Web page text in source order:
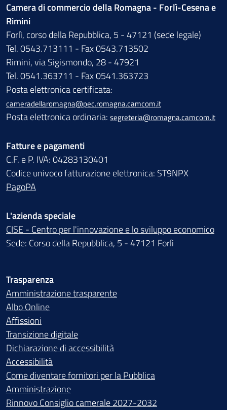
Camera di commercio della Romagna - Forlì-Cesena e
Rimini
Forlì, corso della Repubblica, 5 - 47121 (sede legale)
Tel. 0543.713111 - Fax 0543.713502
Rimini, via Sigismondo, 28 - 47921
Tel. 0541.363711 - Fax 0541.363723
Posta elettronica certificata:
cameradellaromagna@pec.romagna.camcom.it
Posta elettronica ordinaria: segreteria@romagna.camcom.it
Fatture e pagamenti
C.F. e P. IVA: 04283130401
Codice univoco fatturazione elettronica: ST9NPX
PagoPA
L'azienda speciale
CISE - Centro per l'innovazione e lo sviluppo economico
Sede: Corso della Repubblica, 5 - 47121 Forlì
Trasparenza
Amministrazione trasparente
Albo Online
Affissioni
Transizione digitale
Dichiarazione di accessibilità
Accessibilità
Come diventare fornitori per la Pubblica
Amministrazione
Rinnovo Consiglio camerale 2027-2032